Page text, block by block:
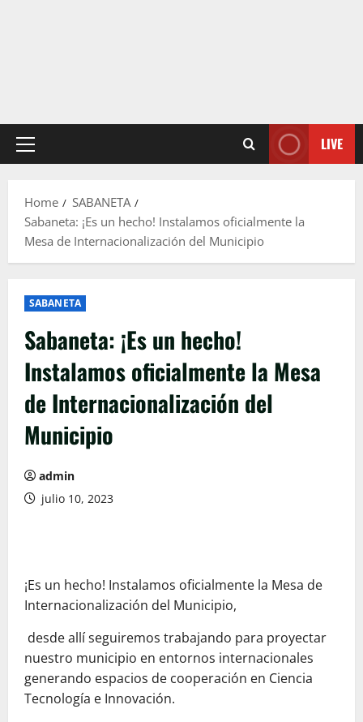
Primary
LIVE
Home
SABANETA
Sabaneta: ¡Es un hecho! Instalamos oficialmente la
Mesa de Internacionalización del Municipio
SABANETA
Sabaneta: ¡Es un hecho!
Instalamos oficialmente la Mesa
de Internacionalización del
Municipio
admin
julio 10, 2023
¡Es un hecho! Instalamos oficialmente la Mesa de
Internacionalización del Municipio,
desde allí seguiremos trabajando para proyectar
nuestro municipio en entornos internacionales
generando espacios de cooperación en Ciencia
Tecnología e Innovación.